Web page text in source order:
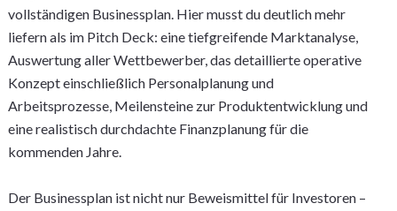
vollständigen Businessplan. Hier musst du deutlich mehr
liefern als im Pitch Deck: eine tiefgreifende Marktanalyse,
Auswertung aller Wettbewerber, das detaillierte operative
Konzept einschließlich Personalplanung und
Arbeitsprozesse, Meilensteine zur Produktentwicklung und
eine realistisch durchdachte Finanzplanung für die
kommenden Jahre.
Der Businessplan ist nicht nur Beweismittel für Investoren –